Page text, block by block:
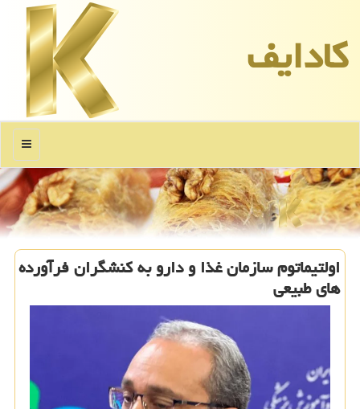
كادایف
منو
اولتیماتوم سازمان غذا و دارو به کنشگران فرآورده
های طبیعی